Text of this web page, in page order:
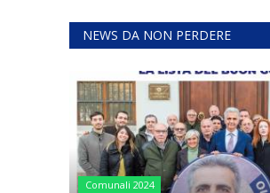
NEWS DA NON PERDERE
Comunali 2024